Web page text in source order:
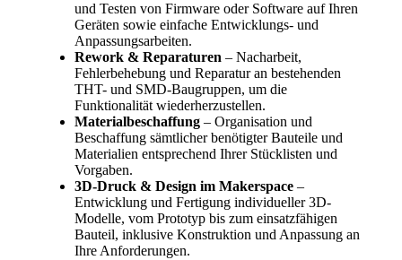
und Testen von Firmware oder Software auf Ihren
Geräten sowie einfache Entwicklungs- und
Anpassungsarbeiten.
Rework & Reparaturen – Nacharbeit,
Fehlerbehebung und Reparatur an bestehenden
THT- und SMD-Baugruppen, um die
Funktionalität wiederherzustellen.
Materialbeschaffung – Organisation und
Beschaffung sämtlicher benötigter Bauteile und
Materialien entsprechend Ihrer Stücklisten und
Vorgaben.
3D-Druck & Design im Makerspace –
Entwicklung und Fertigung individueller 3D-
Modelle, vom Prototyp bis zum einsatzfähigen
Bauteil, inklusive Konstruktion und Anpassung an
Ihre Anforderungen.